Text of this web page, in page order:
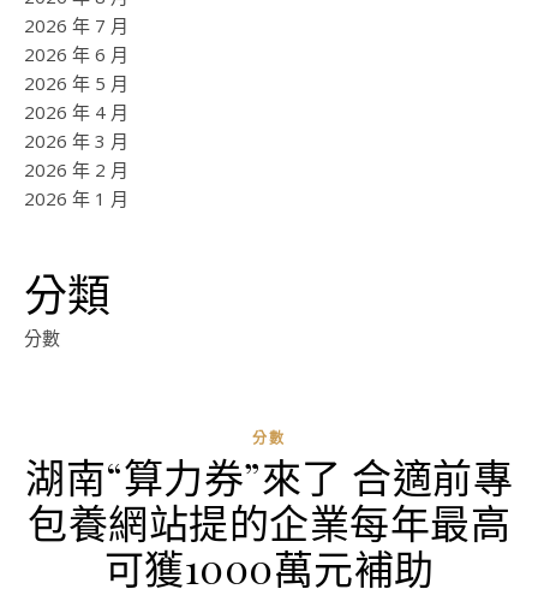
2026 年 7 月
2026 年 6 月
2026 年 5 月
2026 年 4 月
2026 年 3 月
2026 年 2 月
2026 年 1 月
分類
分數
分數
湖南“算力券”來了 合適前專
包養網站提的企業每年最高
可獲1000萬元補助
0